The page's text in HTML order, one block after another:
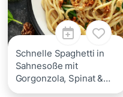
Schnelle Spaghetti in
Sahnesoße mit
Gorgonzola, Spinat &
Nuss-Crunch